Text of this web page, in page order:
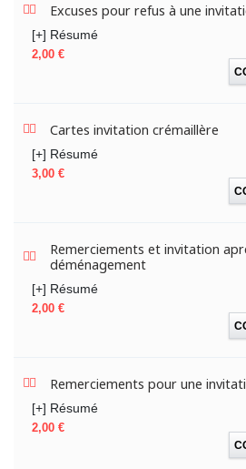
Excuses pour refus à une
[+] Résumé
Prix
2,00 €
Cartes invitation crémaillère
[+] Résumé
Prix
3,00 €
Remerciements et invitation
déménagement
[+] Résumé
Prix
2,00 €
Remerciements pour une
[+] Résumé
Prix
2,00 €